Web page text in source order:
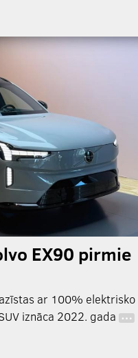
EX90 pirmie
ar 100% elektrisko
iznāca 2022. gada …